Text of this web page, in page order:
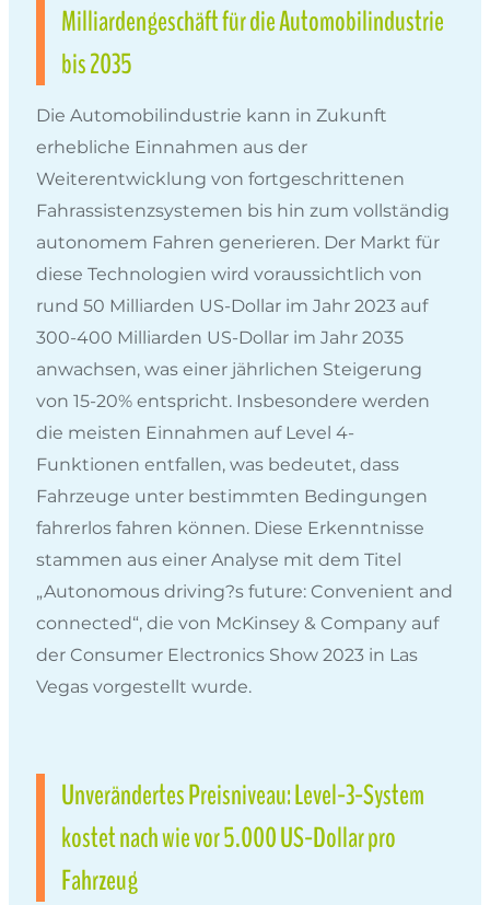
Milliardengeschäft für die Automobilindustrie
bis 2035
Die Automobilindustrie kann in Zukunft
erhebliche Einnahmen aus der
Weiterentwicklung von fortgeschrittenen
Fahrassistenzsystemen bis hin zum vollständig
autonomem Fahren generieren. Der Markt für
diese Technologien wird voraussichtlich von
rund 50 Milliarden US-Dollar im Jahr 2023 auf
300-400 Milliarden US-Dollar im Jahr 2035
anwachsen, was einer jährlichen Steigerung
von 15-20% entspricht. Insbesondere werden
die meisten Einnahmen auf Level 4-
Funktionen entfallen, was bedeutet, dass
Fahrzeuge unter bestimmten Bedingungen
fahrerlos fahren können. Diese Erkenntnisse
stammen aus einer Analyse mit dem Titel
„Autonomous driving?s future: Convenient and
connected“, die von McKinsey & Company auf
der Consumer Electronics Show 2023 in Las
Vegas vorgestellt wurde.
Unverändertes Preisniveau: Level-3-System
kostet nach wie vor 5.000 US-Dollar pro
Fahrzeug